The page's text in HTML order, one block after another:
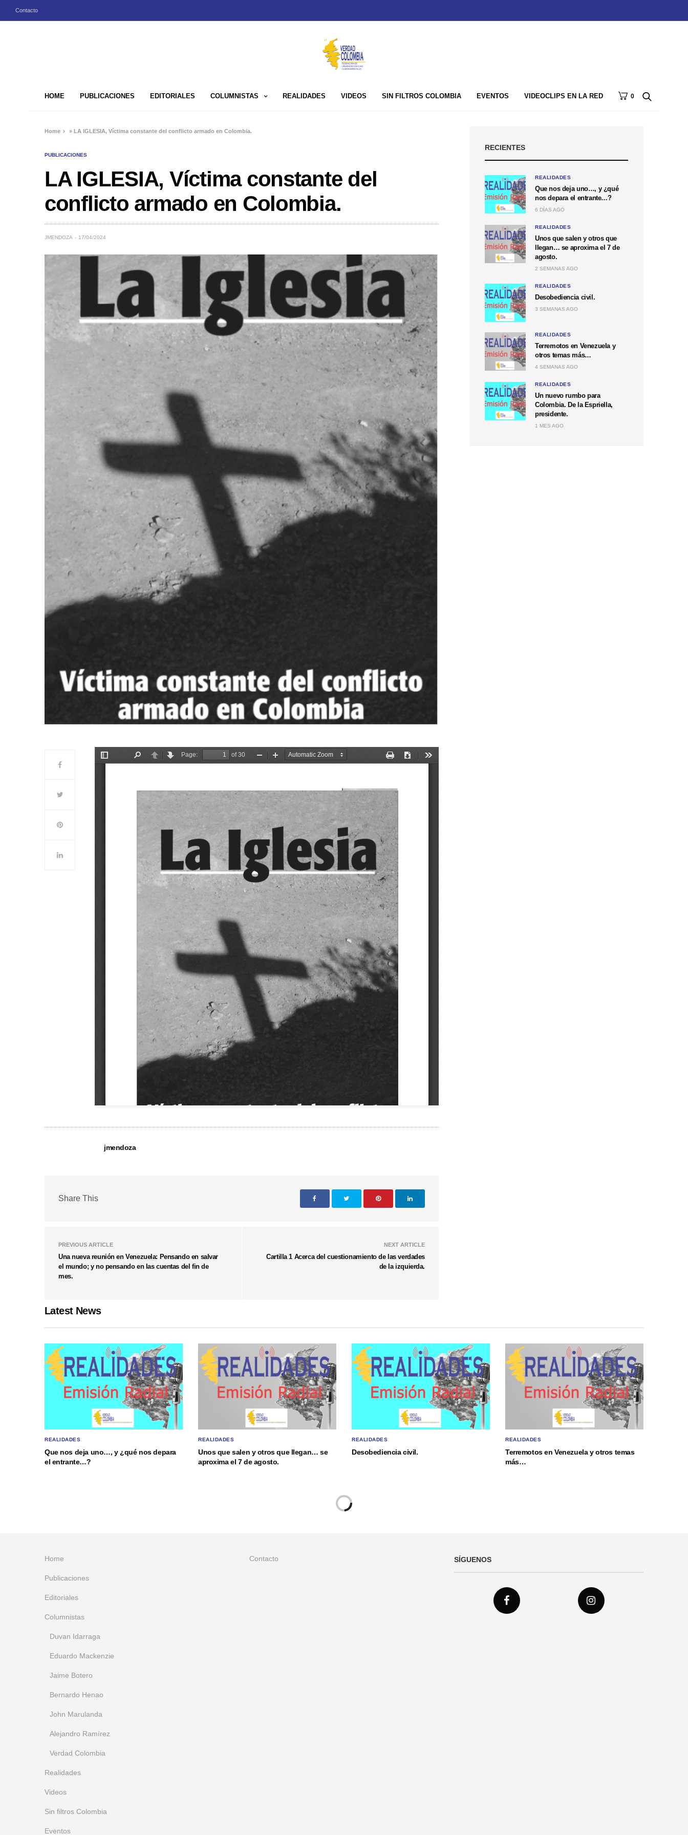
Contacto
HOME PUBLICACIONES EDITORIALES COLUMNISTAS REALIDADES VIDEOS SIN FILTROS COLOMBIA EVENTOS VIDEOCLIPS EN LA RED 0
Home »LA IGLESIA, Víctima constante del conflicto armado en Colombia.
PUBLICACIONES
LA IGLESIA, Víctima constante del
conflicto armado en Colombia.
JMENDOZA 17/04/2024
jmendoza
Share This
PREVIOUS ARTICLE
Una nueva reunión en Venezuela: Pensando en salvar
el mundo; y no pensando en las cuentas del fin de
mes.
NEXT ARTICLE
Cartilla 1 Acerca del cuestionamiento de las verdades
de la izquierda.
RECIENTES
REALIDADES
Que nos deja uno…, y ¿qué
nos depara el entrante…?
6 DÍAS AGO
REALIDADES
Unos que salen y otros que
llegan… se aproxima el 7 de
agosto.
2 SEMANAS AGO
REALIDADES
Desobediencia civil.
3 SEMANAS AGO
REALIDADES
Terremotos en Venezuela y
otros temas más…
4 SEMANAS AGO
REALIDADES
Un nuevo rumbo para
Colombia. De la Espriella,
presidente.
1 MES AGO
Latest News
REALIDADES
Que nos deja uno…, y ¿qué nos depara
el entrante…?
REALIDADES
Unos que salen y otros que llegan… se
aproxima el 7 de agosto.
REALIDADES
Desobediencia civil.
REALIDADES
Terremotos en Venezuela y otros temas
más…
Home
Publicaciones
Editoriales
Columnistas
Duvan Idarraga
Eduardo Mackenzie
Jaime Botero
Bernardo Henao
John Marulanda
Alejandro Ramírez
Verdad Colombia
Realidades
Videos
Sin filtros Colombia
Eventos
Contacto SÍGUENOS